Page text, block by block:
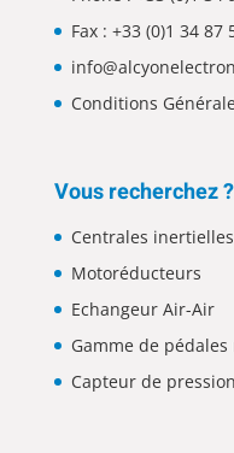
Fax : +33 (0)1 34 87
Conditions
Vous recherchez ?
Centrales inertielles
Motoréducteurs
Echangeur Air-Air
Gamme de pédales
Capteur de pression